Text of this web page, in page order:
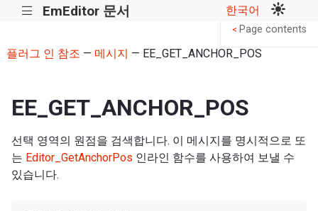
||| EmEditor 문서 한국어
플러그 인 참조 — 메시지 — EE_GET_ANCHOR_POS
EE_GET_ANCHOR_POS
선택 영역의 원점을 검색합니다. 이 메시지를 명시적으로 또
는 Editor_GetAnchorPos 인라인 함수를 사용하여 보낼 수
있습니다.
< Page contents